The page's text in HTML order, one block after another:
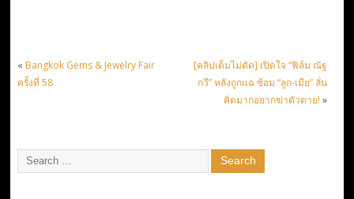
« Bangkok Gems & Jewelry Fair
ครั้งที่ 58
[คลิปเต็มไม่ตัด] เปิดใจ “ฟิล์ม ณัฐ
กวี” หลังถูกแฉ ซ้อม “ลูก-เมีย” ลั่น
คิดมากอยากฆ่าตัวตาย! »